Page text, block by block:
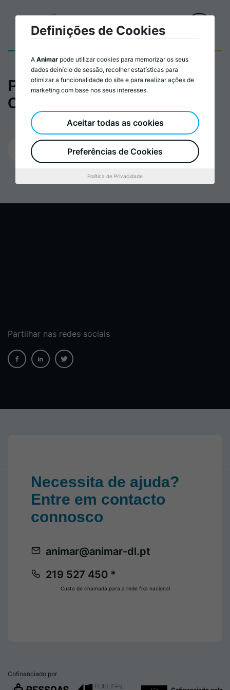
Política de Proximidade
Cronograma
23/02/2026
Partilhar nas redes sociais
Necessita de ajuda?
Entre em contacto
connosco
219 527 450 *
animar@animar-dl.pt
Custo de chamada para a rede fixa nacional
Cofinanciado por
Definições de Cookies
A Animar pode utilizar cookies para memorizar os seus
dados deinício de sessão, recolher estatísticas para
otimizar a funcionalidade do site e para realizar ações de
marketing com base nos seus interesses.
Preferências de Cookies
Aceitar todas as cookies
Política de Privacidade